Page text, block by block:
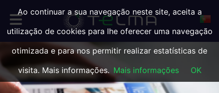
Ao continuar a sua navegação neste site, aceita a
utilização de cookies para lhe oferecer uma navegação
otimizada e para nos permitir realizar estatísticas de
visita. Mais informações. Mais informações OK